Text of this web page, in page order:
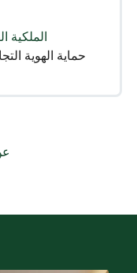
الملكية
حماية الهوية